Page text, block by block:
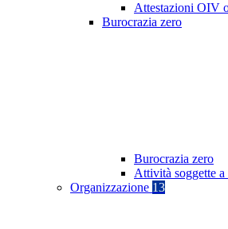
Attestazioni OIV
Burocrazia zero
Burocrazia zero
Attività soggette
Organizzazione 13